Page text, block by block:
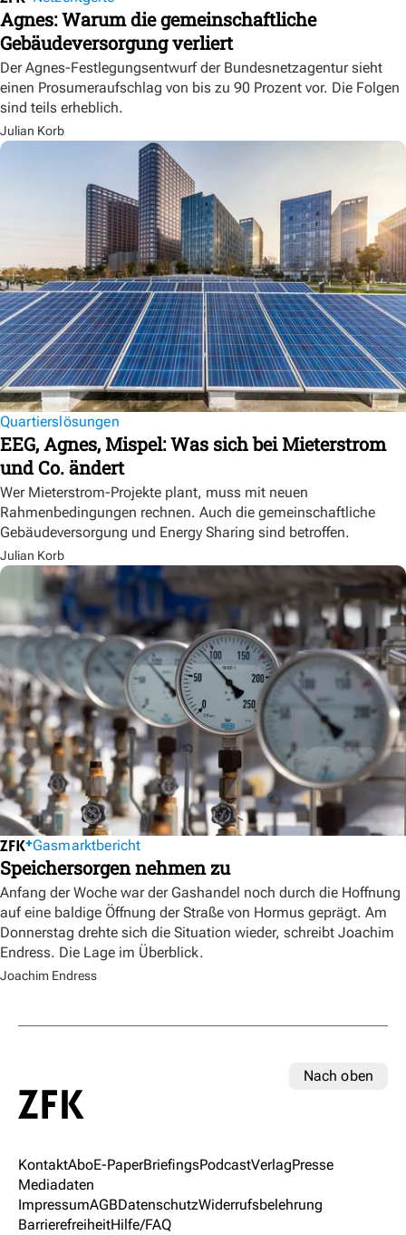
Agnes: Warum die gemeinschaftliche
Gebäudeversorgung verliert
Der Agnes-Festlegungsentwurf der Bundesnetzagentur sieht
einen Prosumeraufschlag von bis zu 90 Prozent vor. Die Folgen
sind teils erheblich.
Julian Korb
Quartierslösungen
EEG, Agnes, Mispel: Was sich bei Mieterstrom
und Co. ändert
Wer Mieterstrom-Projekte plant, muss mit neuen
Rahmenbedingungen rechnen. Auch die gemeinschaftliche
Gebäudeversorgung und Energy Sharing sind betroffen.
Julian Korb
Gasmarktbericht
Speichersorgen nehmen zu
Anfang der Woche war der Gashandel noch durch die Hoffnung
auf eine baldige Öffnung der Straße von Hormus geprägt. Am
Donnerstag drehte sich die Situation wieder, schreibt Joachim
Endress. Die Lage im Überblick.
Joachim Endress
Nach oben
KontaktAboE-PaperBriefingsPodcastVerlagPresse
Mediadaten
ImpressumAGBDatenschutzWiderrufsbelehrung
BarrierefreiheitHilfe/FAQ